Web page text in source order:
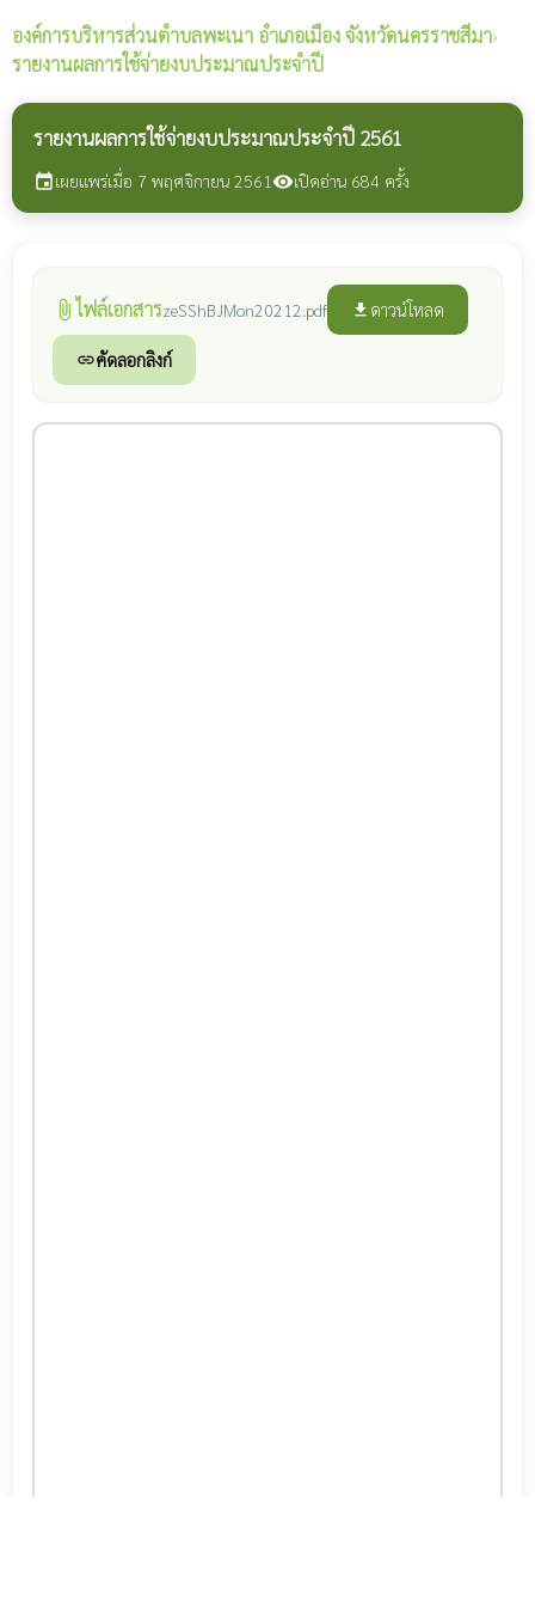
องค์การบริหารส่วนตำบลพะเนา อำเภอเมือง จังหวัดนครราชสีมา›
รายงานผลการใช้จ่ายงบประมาณประจำปี
รายงานผลการใช้จ่ายงบประมาณประจำปี 2561
eventเผยแพร่เมื่อ 7 พฤศจิกายน 2561 visibilityเปิดอ่าน 684 ครั้ง
attach_file ไฟล์เอกสารzeSShBJMon20212.pdf file_download ดาวน์โหลด
linkคัดลอกลิงก์